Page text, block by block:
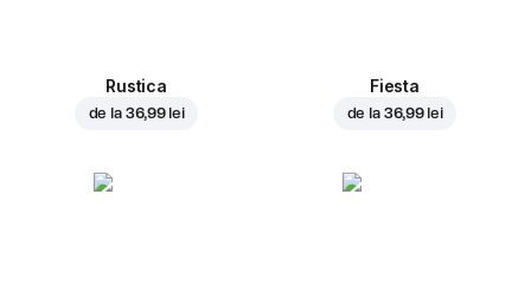
Rustica
de la 36,99 lei
Fiesta
de la 36,99 lei